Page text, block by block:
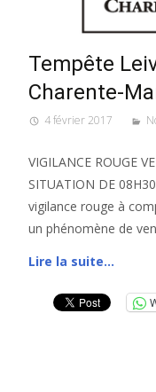
Tempête
Charente-
4 février 2017
VIGILANCE ROUGE
SITUATION DE
vigilance rouge à
un phénomène de
Lire la suite…